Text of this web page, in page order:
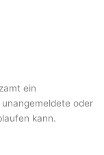
ein
oder
kann.